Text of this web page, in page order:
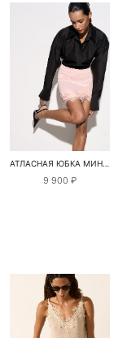
АТЛАСНАЯ ЮБКА МИНИ С КРУЖЕВОМ
9 900 ₽